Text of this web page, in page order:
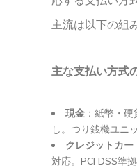
主流は以下の組
主な支払い方式
現金 ：紙幣・
し。つり銭機ユニ
クレジットカー
対応。PCI DSS準